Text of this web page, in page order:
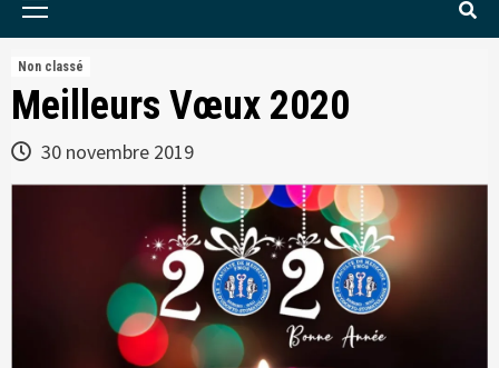
Non classé
Meilleurs Vœux 2020
30 novembre 2019